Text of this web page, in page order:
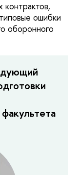
контрактов,
ошибки
оборонного